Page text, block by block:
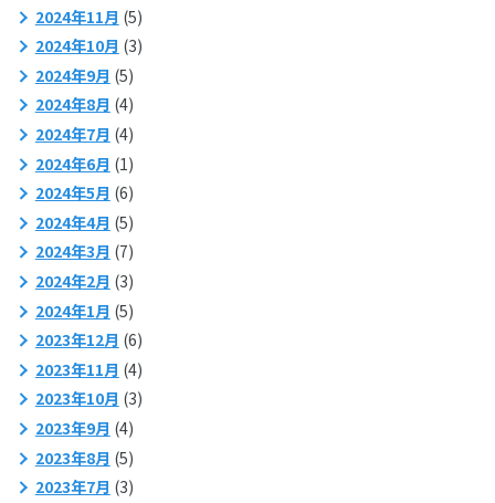
2024年11月 (5)
2024年10月 (3)
2024年9月 (5)
2024年8月 (4)
2024年7月 (4)
2024年6月 (1)
2024年5月 (6)
2024年4月 (5)
2024年3月 (7)
2024年2月 (3)
2024年1月 (5)
2023年12月 (6)
2023年11月 (4)
2023年10月 (3)
2023年9月 (4)
2023年8月 (5)
2023年7月 (3)